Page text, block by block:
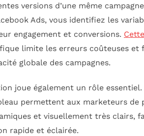
versions d’une même
Ads, vous identifiez les
engagement et conversions. Cette
limite les erreurs coûteuses et
globale des campagnes.
joue également un rôle essentiel.
permettent aux marketeurs de
et visuellement très clairs,
rapide et éclairée.